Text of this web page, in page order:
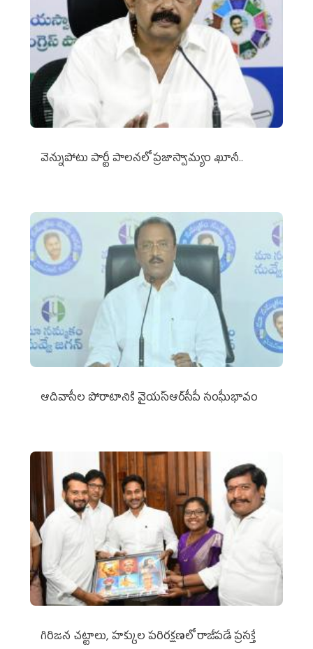
వెన్నుపోటు పార్టీ పాలనలో ప్రజాస్వామ్యం ఖూనీ..
ఆదివాసీల పోరాటానికి వైయ‌స్ఆర్‌సీపీ సంఘీభావం
గిరిజన చట్టాలు, హక్కుల పరిరక్షణలో రాజీపడే ప్రసక్తే